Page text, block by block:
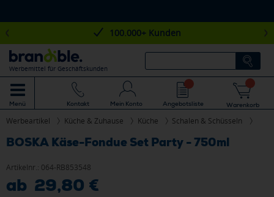
100.000+ Kunden
Werbemittel für Geschäftskunden
Menü Kontakt Mein Konto Angebotsliste Warenkorb
Werbeartikel Küche & Zuhause Küche Schalen & Schüsseln
BOSKA Käse-Fondue Set Party - 750ml
Artikelnr.: 064-RB853548
ab 29,80 €